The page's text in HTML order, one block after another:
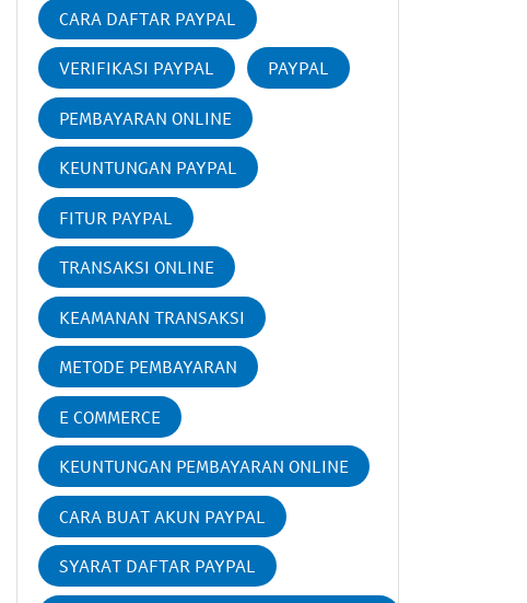
CARA DAFTAR PAYPAL
VERIFIKASI PAYPAL PAYPAL
PEMBAYARAN ONLINE
KEUNTUNGAN PAYPAL
FITUR PAYPAL
TRANSAKSI ONLINE
KEAMANAN TRANSAKSI
METODE PEMBAYARAN
E COMMERCE
KEUNTUNGAN PEMBAYARAN ONLINE
CARA BUAT AKUN PAYPAL
SYARAT DAFTAR PAYPAL